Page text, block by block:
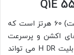
شیائومی Q1E 55 دارای نرخ حرکت (رفرش ریت) 60 هرتز است که
اکشن و پرسرعت
ورزشی به کمترین حد خود می رسد. و با قابلیت H DR می تواند